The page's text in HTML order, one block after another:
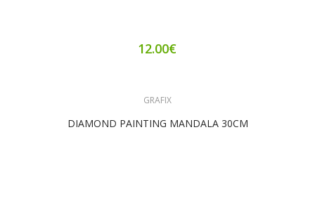
12.00€
GRAFIX
DIAMOND PAINTING MANDALA 30CM